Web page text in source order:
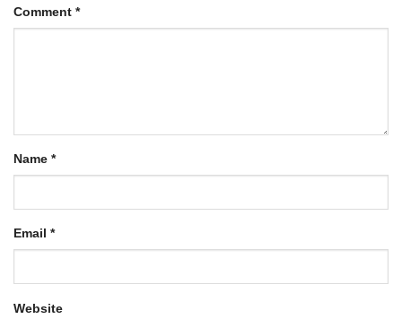
Comment *
Name *
Email *
Website